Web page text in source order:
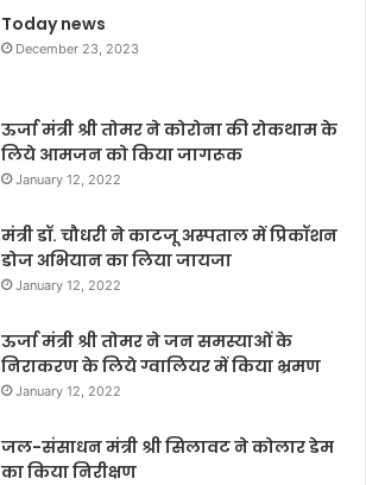
Today news
December 23, 2023
ऊर्जा मंत्री श्री तोमर ने कोरोना की रोकथाम के
लिये आमजन को किया जागरूक
January 12, 2022
मंत्री डॉ. चौधरी ने काटजू अस्पताल में प्रिकॉशन
डोज अभियान का लिया जायजा
January 12, 2022
ऊर्जा मंत्री श्री तोमर ने जन समस्याओं के
निराकरण के लिये ग्वालियर में किया भ्रमण
January 12, 2022
जल-संसाधन मंत्री श्री सिलावट ने कोलार डेम
का किया निरीक्षण